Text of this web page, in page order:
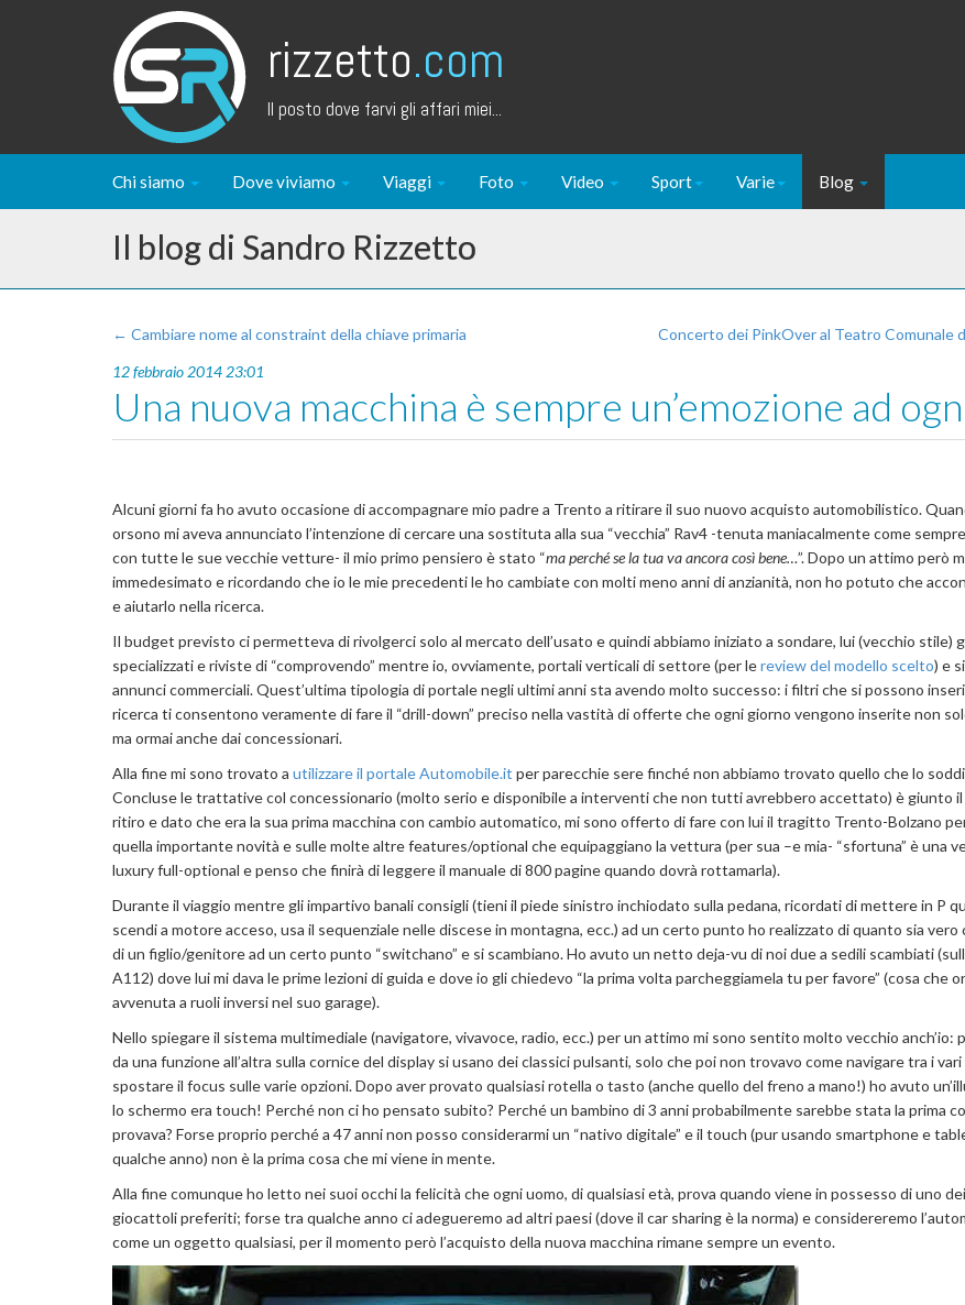
rizzetto.com
Il posto dove farvi gli affari miei...
Chi siamo Dove viviamo Viaggi Foto Video Sport Varie Blog
Il blog di Sandro Rizzetto
← Cambiare nome al constraint della chiave primaria
Concerto dei PinkOver al Teatro Comunale
12 febbraio 2014 23:01
Una nuova macchina è sempre un’emozione ad
Alcuni giorni fa ho avuto occasione di accompagnare mio padre a Trento a ritirare il suo nuovo acquisto automobilistico.
orsono mi aveva annunciato l’intenzione di cercare una sostituta alla sua “vecchia” Rav4 -tenuta maniacalmente come
con tutte le sue vecchie vetture- il mio primo pensiero è stato “ma perché se la tua va ancora così bene…”. Dopo un attimo però
immedesimato e ricordando che io le mie precedenti le ho cambiate con molti meno anni di anzianità, non ho potuto che
e aiutarlo nella ricerca.
Il budget previsto ci permetteva di rivolgerci solo al mercato dell’usato e quindi abbiamo iniziato a sondare, lui (vecchio stile)
specializzati e riviste di “comprovendo” mentre io, ovviamente, portali verticali di settore (per lereview del modello scelto) e
annunci commerciali. Quest’ultima tipologia di portale negli ultimi anni sta avendo molto successo: i filtri che si possono
ricerca ti consentono veramente di fare il “drill-down” preciso nella vastità di offerte che ogni giorno vengono inserite non
ma ormai anche dai concessionari.
Alla fine mi sono trovato a utilizzare il portale Automobile.it per parecchie sere finché non abbiamo trovato quello che lo
Concluse le trattative col concessionario (molto serio e disponibile a interventi che non tutti avrebbero accettato) è giunto il
ritiro e dato che era la sua prima macchina con cambio automatico, mi sono offerto di fare con lui il tragitto Trento-Bolzano
quella importante novità e sulle molte altre features/optional che equipaggiano la vettura (per sua –e mia- “sfortuna” è una
luxury full-optional e penso che finirà di leggere il manuale di 800 pagine quando dovrà rottamarla).
Durante il viaggio mentre gli impartivo banali consigli (tieni il piede sinistro inchiodato sulla pedana, ricordati di mettere in P
scendi a motore acceso, usa il sequenziale nelle discese in montagna, ecc.) ad un certo punto ho realizzato di quanto sia vero
di un figlio/genitore ad un certo punto “switchano” e si scambiano. Ho avuto un netto deja-vu di noi due a sedili scambiati
A112) dove lui mi dava le prime lezioni di guida e dove io gli chiedevo “la prima volta parcheggiamela tu per favore” (cosa che
avvenuta a ruoli inversi nel suo garage).
Nello spiegare il sistema multimediale (navigatore, vivavoce, radio, ecc.) per un attimo mi sono sentito molto vecchio anch’io:
da una funzione all’altra sulla cornice del display si usano dei classici pulsanti, solo che poi non trovavo come navigare tra i
spostare il focus sulle varie opzioni. Dopo aver provato qualsiasi rotella o tasto (anche quello del freno a mano!) ho avuto
lo schermo era touch! Perché non ci ho pensato subito? Perché un bambino di 3 anni probabilmente sarebbe stata la prima
provava? Forse proprio perché a 47 anni non posso considerarmi un “nativo digitale” e il touch (pur usando smartphone e
qualche anno) non è la prima cosa che mi viene in mente.
Alla fine comunque ho letto nei suoi occhi la felicità che ogni uomo, di qualsiasi età, prova quando viene in possesso di uno
giocattoli preferiti; forse tra qualche anno ci adegueremo ad altri paesi (dove il car sharing è la norma) e considereremo
come un oggetto qualsiasi, per il momento però l’acquisto della nuova macchina rimane sempre un evento.